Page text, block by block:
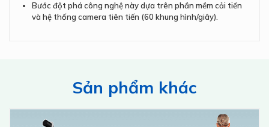
Bước đột phá công nghệ này dựa trên phần mềm cải tiến
và hệ thống camera tiên tiến (60 khung hình/giây).
Sản phẩm khác